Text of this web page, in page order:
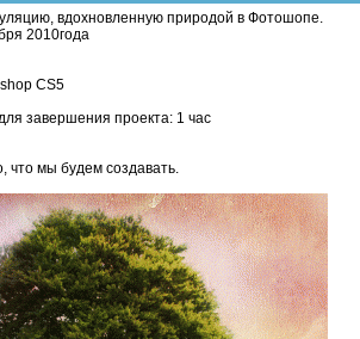
вдохновленную природой в Фотошопе.
2010года
CS5
завершения проекта: 1 час
что мы будем создавать.